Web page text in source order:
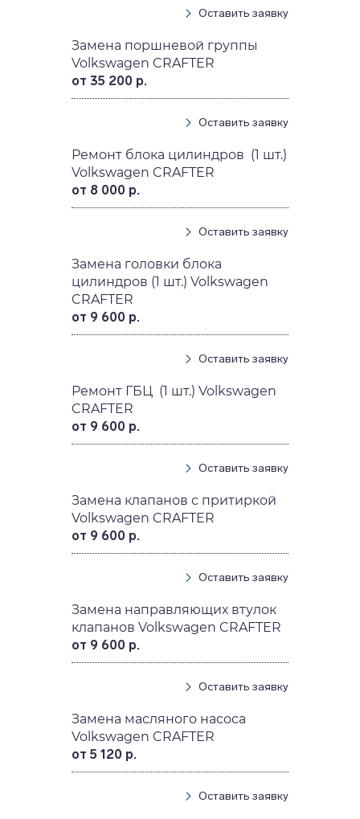
Оставить заявку
Замена поршневой группы
Volkswagen CRAFTER
от 35 200 р.
Оставить заявку
Ремонт блока цилиндров (1 шт.)
Volkswagen CRAFTER
от 8 000 р.
Оставить заявку
Замена головки блока
цилиндров (1 шт.) Volkswagen
CRAFTER
от 9 600 р.
Оставить заявку
Ремонт ГБЦ (1 шт.) Volkswagen
CRAFTER
от 9 600 р.
Оставить заявку
Замена клапанов с притиркой
Volkswagen CRAFTER
от 9 600 р.
Оставить заявку
Замена направляющих втулок
клапанов Volkswagen CRAFTER
от 9 600 р.
Оставить заявку
Замена масляного насоса
Volkswagen CRAFTER
от 5 120 р.
Оставить заявку